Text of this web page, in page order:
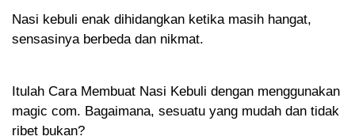
Nasi kebuli enak dihidangkan ketika masih hangat,
sensasinya berbeda dan nikmat.
Itulah Cara Membuat Nasi Kebuli dengan menggunakan
magic com. Bagaimana, sesuatu yang mudah dan tidak
ribet bukan?